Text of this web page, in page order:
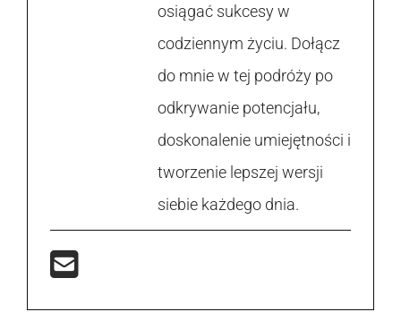
osiągać sukcesy w
codziennym życiu. Dołącz
do mnie w tej podróży po
odkrywanie potencjału,
doskonalenie umiejętności i
tworzenie lepszej wersji
siebie każdego dnia.